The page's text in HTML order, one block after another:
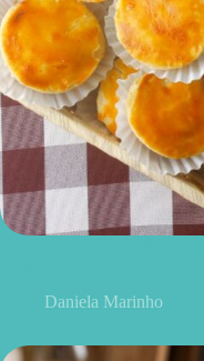
Daniela Marinho